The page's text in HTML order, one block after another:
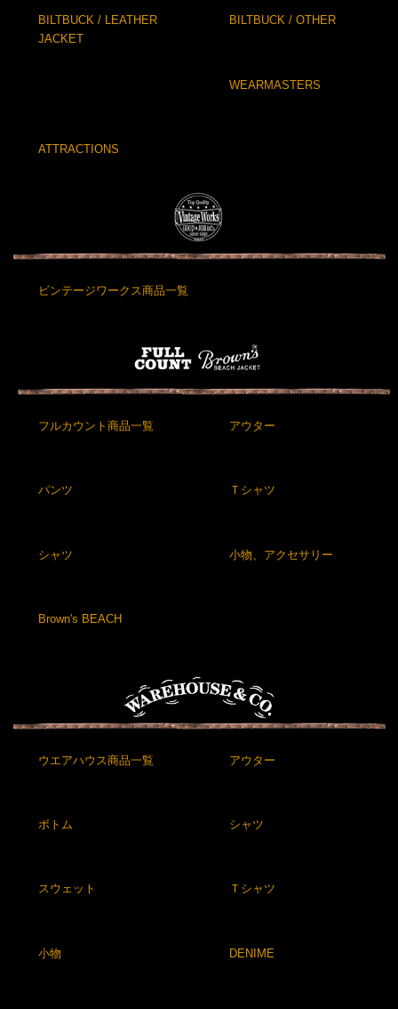
BILTBUCK / LEATHER
JACKET
BILTBUCK / OTHER
WEARMASTERS
ATTRACTIONS
ビンテージワークス商品一覧
フルカウント商品一覧 アウター
パンツ Ｔシャツ
シャツ 小物、アクセサリー
Brown's BEACH
ウエアハウス商品一覧 アウター
ボトム シャツ
スウェット Ｔシャツ
小物 DENIME